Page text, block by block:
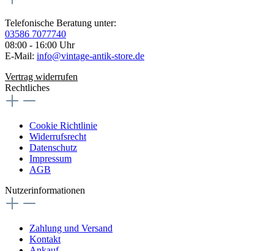
Telefonische Beratung unter:
03586 7077740
08:00 - 16:00 Uhr
E-Mail: info@vintage-antik-store.de
Vertrag widerrufen
Rechtliches
Cookie Richtlinie
Widerrufsrecht
Datenschutz
Impressum
AGB
Nutzerinformationen
Zahlung und Versand
Kontakt